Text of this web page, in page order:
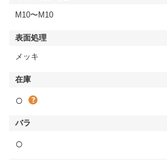
M10〜M10
メッキ
○
○